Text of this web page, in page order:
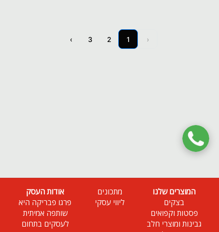
‹
1
2
3
›
המוצרים שלנו
בצקים
פסטות וקפואים
גבינות ומוצרי חלב
מתכונים
ליווי עסקי
אודות העסק
פרגו פבריקה היא
שותפה אמיתית
לעסקים בתחום